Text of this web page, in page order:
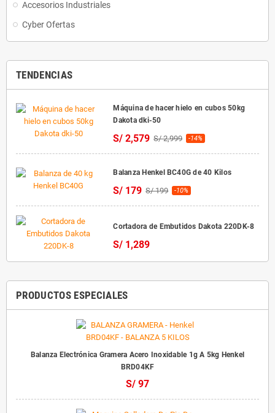
Accesorios Industriales
Cyber Ofertas
TENDENCIAS
Máquina de hacer hielo en cubos 50kg
Dakota dki-50
S/ 2,579 S/ 2,999 -14%
Balanza Henkel BC40G de 40 Kilos
S/ 179 S/ 199 -10%
Cortadora de Embutidos Dakota 220DK-8
S/ 1,289
PRODUCTOS ESPECIALES
Balanza Electrónica Gramera Acero Inoxidable 1g A 5kg Henkel
BRD04KF
S/ 97